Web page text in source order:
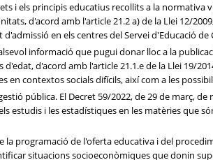
i els principis educatius recollits a la normativa
d'acord amb l'article 21.2 a) de la Llei 12/
en els centres del Servei d'Educació de
informació que pugui donar lloc a la
d'acord amb l'article 21.1.e de la Llei 19/
contextos socials difícils, així com a les
pública. El Decret 59/2022, de 29 de març,
estudis i les estadístiques en les matèries que
programació de l'oferta educativa i del
situacions socioeconòmiques que donin